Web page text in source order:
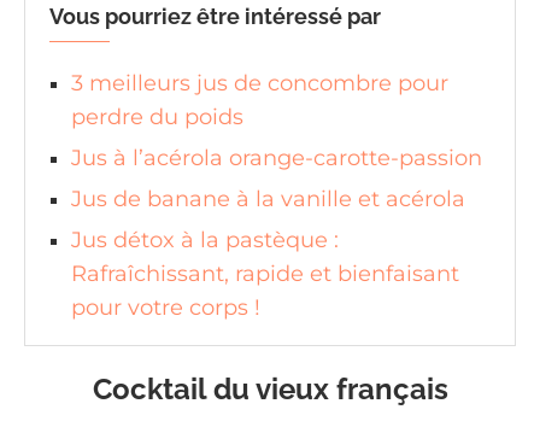
Vous pourriez être intéressé par
3 meilleurs jus de concombre pour
perdre du poids
Jus à l’acérola orange-carotte-passion
Jus de banane à la vanille et acérola
Jus détox à la pastèque :
Rafraîchissant, rapide et bienfaisant
pour votre corps !
Cocktail du vieux français